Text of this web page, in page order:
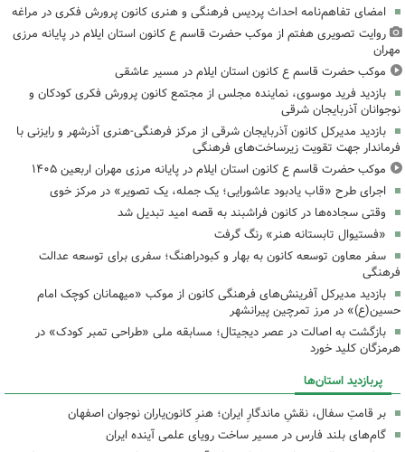
امضای تفاهم‌نامه احداث پردیس فرهنگی و هنری کانون پرورش فکری در مراغه
روایت تصویری هفتم از موکب حضرت قاسم ع کانون استان ایلام در پایانه مرزی
مهران
موکب حضرت قاسم ع کانون استان ایلام در مسیر عاشقی
بازدید فرید موسوی، نماینده مجلس از مجتمع کانون پرورش فکری کودکان و
نوجوانان آذربایجان شرقی
بازدید مدیرکل کانون آذربایجان شرقی از مرکز فرهنگی‌-هنری آذرشهر و رایزنی با
فرماندار جهت تقویت زیرساخت‌های فرهنگی
موکب حضرت قاسم ع کانون استان ایلام در پایانه مرزی مهران اربعین ۱۴۰۵
اجرای طرح «قاب یادبود عاشورایی؛ یک جمله، یک تصویر» در مرکز خوی
وقتی سجاده‌ها در کانون فراشبند به قصه امید تبدیل شد
«فستیوال تابستانه هنر» رنگ گرفت
سفر معاون توسعه کانون به بهار و کبودراهنگ؛ سفری برای توسعه عدالت
فرهنگی
بازدید مدیرکل آفرینش‌های فرهنگی کانون از موکب «میهمانان کوچک امام
حسین(ع)» در مرز تمرچین پیرانشهر
بازگشت به اصالت در عصر دیجیتال؛ مسابقه ملی «طراحی تمبر کودک» در
هرمزگان کلید خورد
پربازدید استان‌ها
بر قامتِ سفال، نقشِ ماندگارِ ایران؛ هنرِ کانون‌یاران نوجوان اصفهان
گام‌های بلند فارس در مسیر ساخت رویای علمی آینده ایران